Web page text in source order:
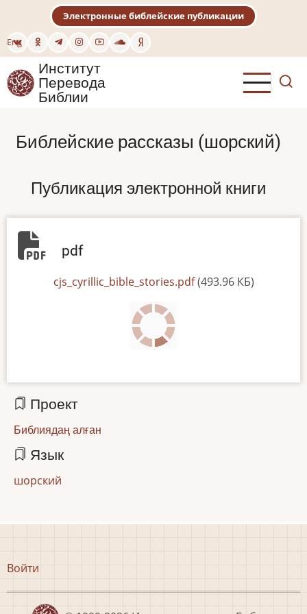
основному
содержанию
Eng
Электронные библейские публикации
Институт
Перевода
Библии
Библейские рассказы (шорский)
Публикация электронной книги
pdf
cjs_cyrillic_bible_stories.pdf (493.96 КБ)
Проект
Библиядаң алған
Язык
шорский
Меню
записи
Войти